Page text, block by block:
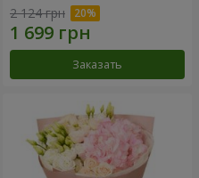
2 124 грн
Заказать